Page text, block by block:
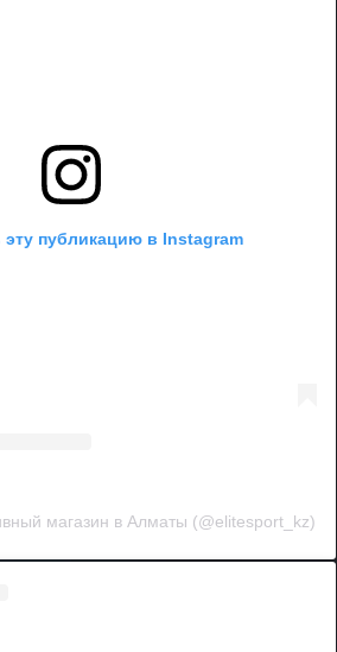
эту публикацию в Instagram
магазин в Алматы (@elitesport_kz)